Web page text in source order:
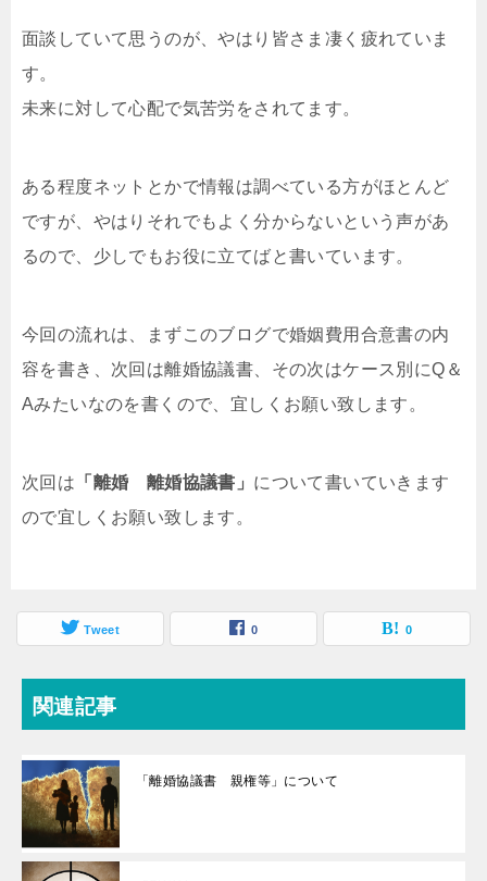
面談していて思うのが、やはり皆さま凄く疲れていま
す。
未来に対して心配で気苦労をされてます。
ある程度ネットとかで情報は調べている方がほとんど
ですが、やはりそれでもよく分からないという声があ
るので、少しでもお役に立てばと書いています。
今回の流れは、まずこのブログで婚姻費用合意書の内
容を書き、次回は離婚協議書、その次はケース別にQ＆
Aみたいなのを書くので、宜しくお願い致します。
次回は 「離婚 離婚協議書」 について書いていきます
ので宜しくお願い致します。
Tweet 0 0
関連記事
「離婚協議書 親権等」について